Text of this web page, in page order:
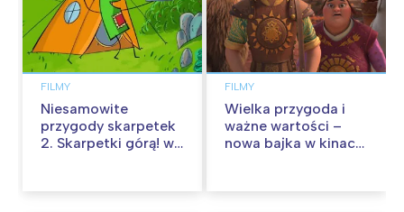
FILMY
Niesamowite
przygody skarpetek
2. Skarpetki górą! w
FILMY
Wielka przygoda i
ważne wartości –
nowa bajka w kinach